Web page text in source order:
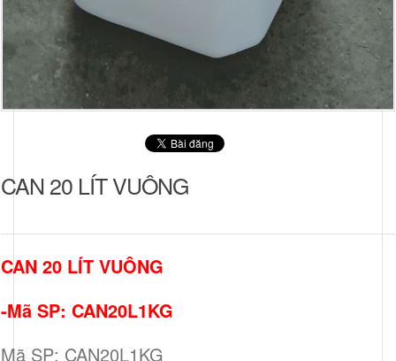
CAN 20 LÍT VUÔNG
CAN 20 LÍT VUÔNG
-Mã SP: CAN20L1KG
Mã SP: CAN20L1KG